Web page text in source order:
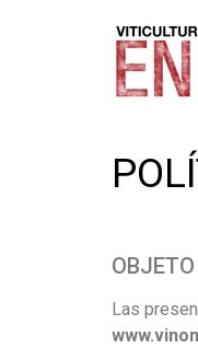
OBJETO
Las